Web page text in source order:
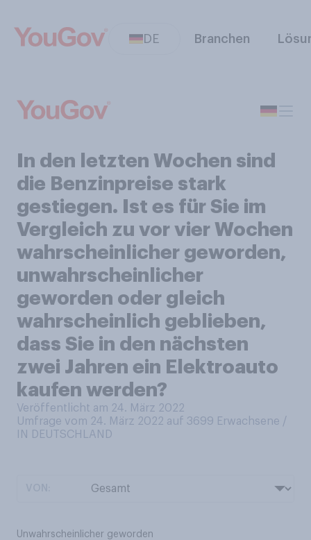
DE Branchen
In den letzten Wochen sind
die Benzinpreise stark
gestiegen. Ist es für Sie im
Vergleich zu vor vier Wochen
wahrscheinlicher geworden,
unwahrscheinlicher
geworden oder gleich
wahrscheinlich geblieben,
dass Sie in den nächsten
zwei Jahren ein Elektroauto
kaufen werden?
Veröffentlicht am 24. März 2022
Umfrage vom 24. März 2022 auf 3699 Erwachsene /
IN DEUTSCHLAND
Unwahrscheinlicher geworden